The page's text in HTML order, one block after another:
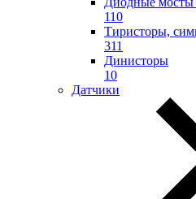
110
Тиристоры,
311
Динисторы
10
Датчики